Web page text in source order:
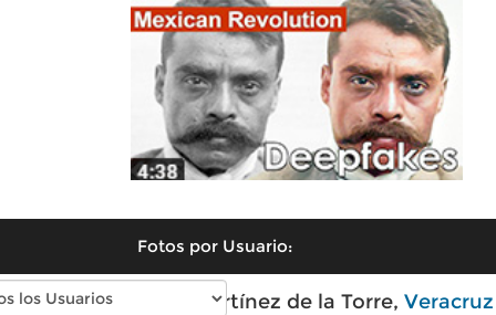
Fotos por Usuario:
Fotos antiguas de Martínez de la Torre, Veracruz